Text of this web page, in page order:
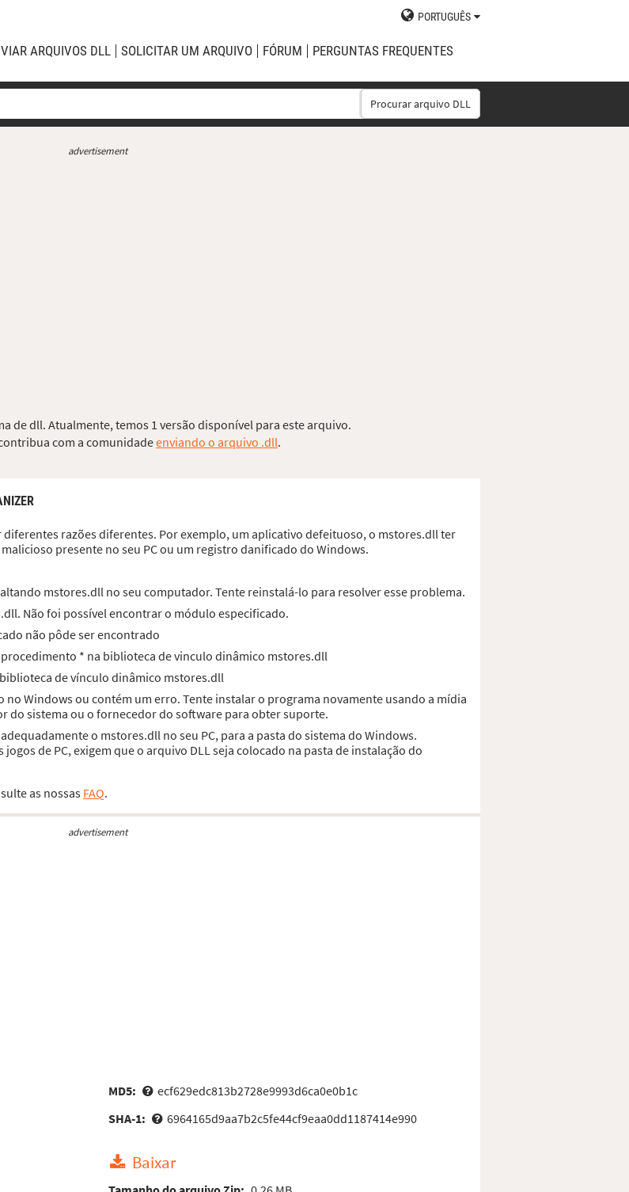
PORTUGUÊS
ARQUIVOS DLL SOLICITAR UM ARQUIVO FÓRUM PERGUNTAS FREQUENTES
Procurar arquivo DLL
advertisement
de dll. Atualmente, temos 1 versão disponível para este arquivo.
com a comunidadeenviando o arquivo .dll.
razões diferentes. Por exemplo, um aplicativo defeituoso, o mstores.dll ter
presente no seu PC ou um registro danificado do Windows.
mstores.dll no seu computador. Tente reinstalá-lo para resolver esse problema.
Não foi possível encontrar o módulo especificado.
não pôde ser encontrado
* na biblioteca de vinculo dinâmico mstores.dll
de vínculo dinâmico mstores.dll
Windows ou contém um erro. Tente instalar o programa novamente usando a mídia
do sistema ou o fornecedor do software para obter suporte.
o mstores.dll no seu PC, para a pasta do sistema do Windows.
de PC, exigem que o arquivo DLL seja colocado na pasta de instalação do
as nossas FAQ.
advertisement
MD5:
ecf629edc813b2728e9993d6ca0e0b1c
SHA-1:
6964165d9aa7b2c5fe44cf9eaa0dd1187414e990
Baixar